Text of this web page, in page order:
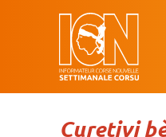
Curetivi